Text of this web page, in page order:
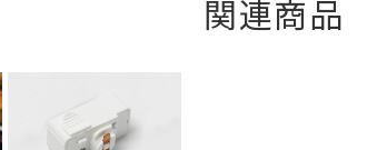
関連商品